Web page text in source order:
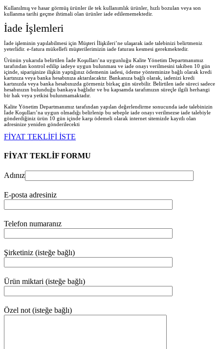
Kullanılmış ve hasar görmüş ürünler ile tek kullanımlık ürünler, hızlı bozulan veya son
kullanma tarihi geçme ihtimali olan ürünler iade edilememektedir.
İade İşlemleri
İade işleminin yapılabilmesi için Müşteri İlişkileri’ne ulaşarak iade talebinizi belirtmeniz
yeterlidir. e-fatura mükellefi müşterilerimizin iade faturası kesmesi gerekmektedir.
Ürünün yukarıda belirtilen İade Koşulları’na uygunluğu Kalite Yönetim Departmanımız
tarafından kontrol edilip iadeye uygun bulunması ve iade onayı verilmesini takiben 10 gün
içinde, siparişinize ilişkin yaptığınız ödemenin iadesi, ödeme yönteminize bağlı olarak kredi
kartınıza veya banka hesabınıza aktarılacaktır. Bankanıza bağlı olarak, iadenizi kredi
kartınızda veya banka hesabınızda görmeniz birkaç gün sürebilir. Belirtilen iade süreci sadece
hesabınızın bulunduğu bankaya bağlıdır ve bu kapsamda tarafımızın süreçle ilgili herhangi
bir hak veya yetkisi bulunmamaktadır.
Kalite Yönetim Departmanımız tarafından yapılan değerlendirme sonucunda iade talebinizin
İade Koşulları’na uygun olmadığı belirlenip bu sebeple iade onayı verilmezse iade talebiyle
gönderdiğiniz ürün 10 gün içinde karşı ödemeli olarak internet sitemizde kayıtlı olan
adresinize yeniden gönderilecekti
FİYAT TEKLİFİ İSTE
FİYAT TEKLİF FORMU
Adınız
E-posta adresiniz
Telefon numaranız
Şirketiniz (isteğe bağlı)
Ürün miktari (isteğe bağlı)
Özel not (isteğe bağlı)